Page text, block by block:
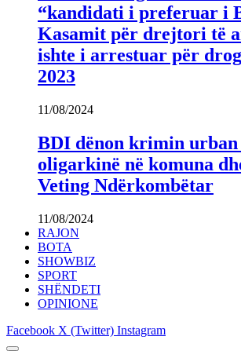
“kandidati i preferuar i
Kasamit për drejtori të
ishte i arrestuar për
2023
11/08/2024
BDI dënon krimin urban
oligarkinë në komuna
Veting Ndërkombëtar
11/08/2024
RAJON
BOTA
SHOWBIZ
SPORT
SHËNDETI
OPINIONE
Facebook X (Twitter) Instagram